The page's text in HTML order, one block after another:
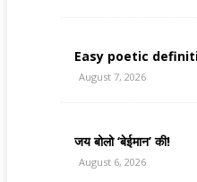
Easy poetic
August 7, 2026
जय बोलो ‘बेईमान’ की!
August 6, 2026